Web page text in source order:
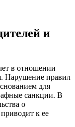
и
в отношении
Нарушение правил
для
санкции. В
о
к ее